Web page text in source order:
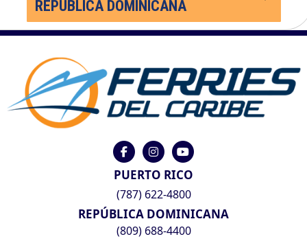
REPÚBLICA DOMINICANA
PUERTO RICO
(787) 622-4800
REPÚBLICA DOMINICANA
(809) 688-4400